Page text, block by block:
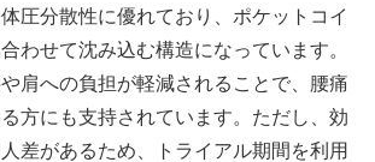
圧分散性に優れており、ポケットコイ
わせて沈み込む構造になっています。
肩への負担が軽減されることで、腰痛
方にも支持されています。ただし、効
差があるため、トライアル期間を利用